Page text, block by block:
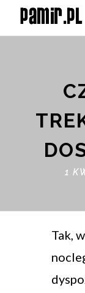
1
Tak,